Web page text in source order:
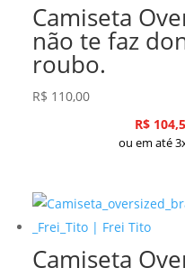
Camiseta
não te faz
roubo.
R$ 110,00
R$
ou em até
Camiseta